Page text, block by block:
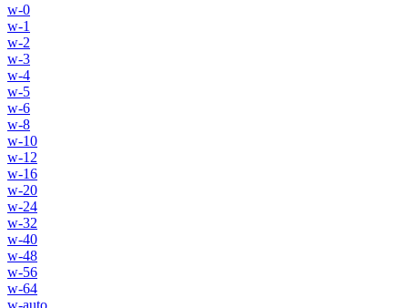
w-0
w-1
w-2
w-3
w-4
w-5
w-6
w-8
w-10
w-12
w-16
w-20
w-24
w-32
w-40
w-48
w-56
w-64
w-auto